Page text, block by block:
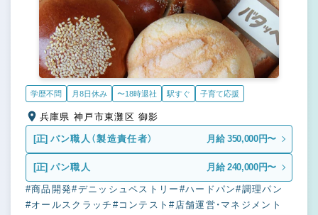
学歴不問 月8日休み 〜18時退社 駅すぐ 子育て応援
兵庫県 神戸市東灘区 御影
[正] パン職人（製造責任者） 月給 350,000円〜
[正] パン職人 月給 240,000円〜
#商品開発#デニッシュペストリー #ハードパン#調理パン
#オールスクラッチ #コンテスト#店舗運営・マネジメント